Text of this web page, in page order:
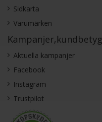
Sidkarta
Varumärken
Aktuella kampanjer
Facebook
Instagram
Trustpilot